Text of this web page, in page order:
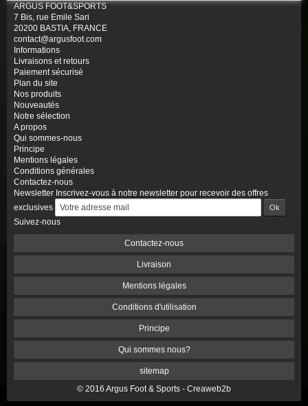
ARGUS FOOT&SPORTS
7 Bis, rue Emile Sari
20200 BASTIA, FRANCE
contact@argusfoot.com
Informations
Livraisons et retours
Paiement sécurisé
Plan du site
Nos produits
Nouveautés
Notre sélection
A propos
Qui sommes-nous
Principe
Mentions légales
Conditions générales
Contactez-nous
Newsletter Inscrivez-vous à notre newsletter pour recevoir des offres
exclusives
Suivez-nous
Contactez-nous
Livraison
Mentions légales
Conditions d'utilisation
Principe
Qui sommes nous?
sitemap
© 2016 Argus Foot & Sports - Creaweb2b